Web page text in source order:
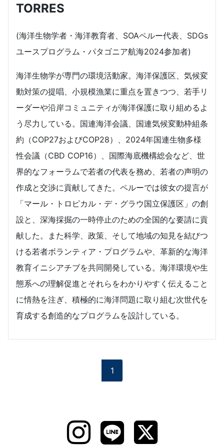
TORRES
(海洋生物学者・海洋教育者、SOAペルー代表、SDGs
ユースプログラム・パタゴニア航海2024参加者)
海洋生物学が専門の環境活動家。海洋保護区、気候変
動対策の提唱、小規模漁業に重点を置きつつ、若手リ
ーダーや沿岸コミュニティが海洋保護に取り組めるよ
う尽力している。国連海洋会議、国連気候変動枠組条
約（COP27およびCOP28）、2024年国連生物多様
性会議（CBD COP16）、国際海底機構総会など、世
界的なフォーラムで若者の代表を務め、若者の声明の
作成と交渉に貢献してきた。ペルーでは彼女の提言が
「マール・トロピカル・デ・グラウ国立保護区」の創
設と、深海採掘の一時停止のための全国的な要請に貢
献した。また科学、政策、そして地域の知見を結びつ
ける若者ボランティア・プログラムや、革新的な海洋
教育イニシアチブを共同開発している。海洋環境や生
態系への理解促進とそれらをわかりやすく伝えること
に情熱を注ぎ、積極的に海洋問題に取り組む次世代を
育成する創造的なプログラムを設計している。
1